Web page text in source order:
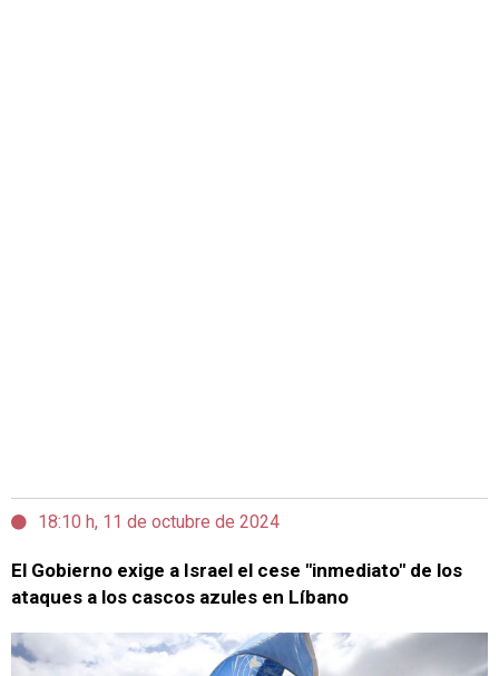
18:10 h, 11 de octubre de 2024
El Gobierno exige a Israel el cese "inmediato" de los
ataques a los cascos azules en Líbano